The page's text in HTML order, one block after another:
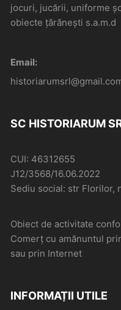
jocuri, jucării, uniforme
obiecte țărănești s.a.m.d
Email:
SC HISTORIARUM
CUI: 46312655
J12/3568/16.06.2022
Sediu social: str Florilor,
Obiect de activitate
Comerţ cu amănuntul
sau prin Internet
INFORMAȚII UTILE